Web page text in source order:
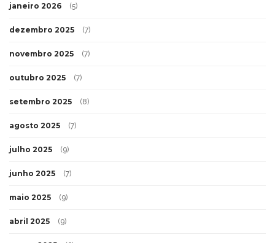
janeiro 2026 (5)
dezembro 2025 (7)
novembro 2025 (7)
outubro 2025 (7)
setembro 2025 (8)
agosto 2025 (7)
julho 2025 (9)
junho 2025 (7)
maio 2025 (9)
abril 2025 (9)